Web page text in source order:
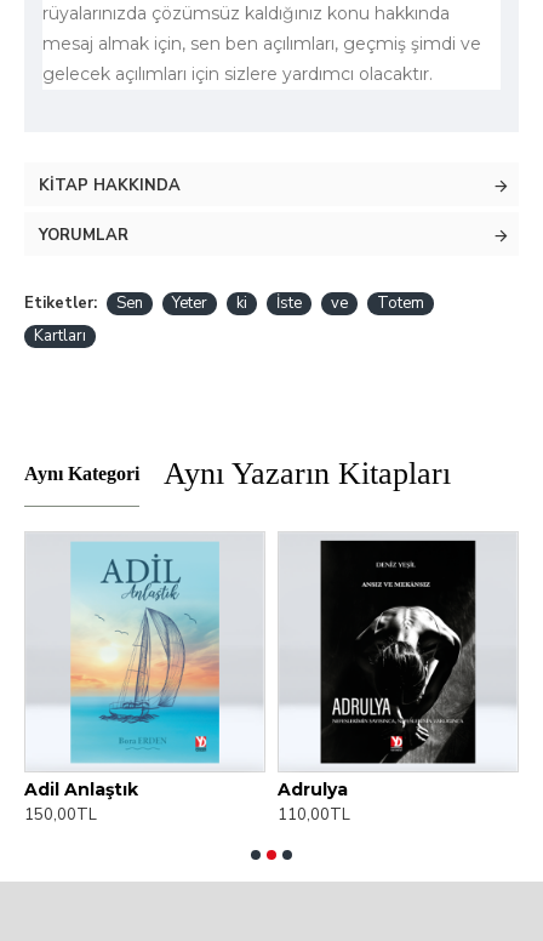
rüyalarınızda çözümsüz kaldığınız konu hakkında
mesaj almak için, sen ben açılımları, geçmiş şimdi ve
gelecek açılımları için sizlere yardımcı olacaktır.
KITAP HAKKINDA
YORUMLAR
Etiketler: Sen Yeter ki İste ve
Totem
Kartları
Aynı Kategori Aynı Yazarın Kitapları
Adil Anlaştık
150,00TL
Adrulya
110,00TL